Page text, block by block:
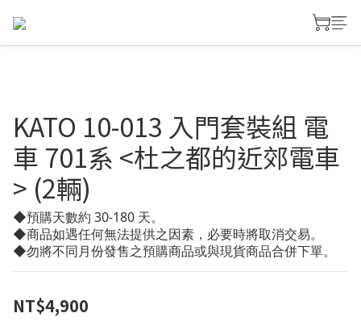
KATO 10-013 入門套裝組 電
車 701系 <杜之都的近郊電車
> (2輛)
◆預購天數約 30-180 天。
◆商品如遇任何無法提供之因素，必要時將取消交易。
◆勿將不同月份發售之預購商品或與現貨商品合併下單。
NT$4,900